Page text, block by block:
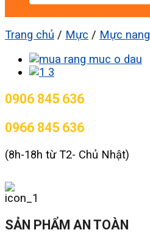
Trang chủ / Mực / Mực nang
0906 845 636
0966 845 636
(8h-18h từ T2- Chủ Nhật)
SẢN PHẨM AN TOÀN